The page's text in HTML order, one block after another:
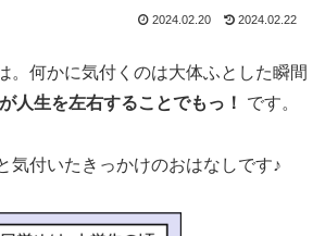
2024.02.20 2024.02.22
。何かに気付くのは大体ふとした瞬間
人生を左右することでもっ！ です。
気付いたきっかけのおはなしです♪